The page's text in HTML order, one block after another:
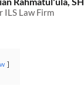
ILS Law Firm